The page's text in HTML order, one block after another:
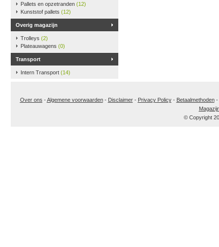
Pallets en opzetranden (12)
Kunststof pallets (12)
Overig magazijn
Trolleys (2)
Plateauwagens (0)
Transport
Intern Transport (14)
Over ons -Algemene voorwaarden- Disclaimer- Privacy Policy- Betaalmethoden-
© Copyright